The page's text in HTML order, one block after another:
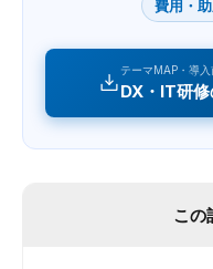
費用・
テーマMAP・導
DX・IT研
この